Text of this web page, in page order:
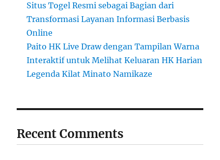
Situs Togel Resmi sebagai Bagian dari
Transformasi Layanan Informasi Berbasis
Online
Paito HK Live Draw dengan Tampilan Warna
Interaktif untuk Melihat Keluaran HK Harian
Legenda Kilat Minato Namikaze
Recent Comments